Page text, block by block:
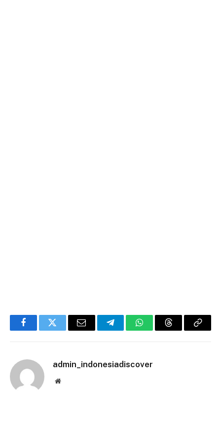
FacebookTwitter Email TelegramWhatsAppThreadsCopy
admin_indonesiadiscover
Website